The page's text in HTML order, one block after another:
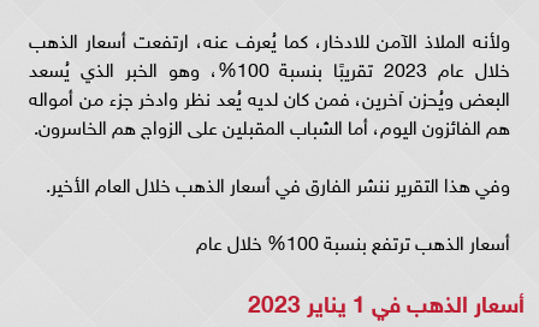
ولأنه الملاذ الآمن للادخار، كما يُعرف عنه، ارتفعت أسعار الذهب
خلال عام 2023 تقريبًا بنسبة 100%، وهو الخبر الذي يُسعد
البعض ويُحزن آخرين، فمن كان لديه يُعد نظر وادخر جزء من أمواله
هم الفائزون اليوم، أما الشباب المقبلين على الزواج هم الخاسرون.
وفي هذا التقرير ننشر الفارق في أسعار الذهب خلال العام الأخير.
أسعار الذهب ترتفع بنسبة 100% خلال عام
أسعار الذهب في 1 يناير 2023